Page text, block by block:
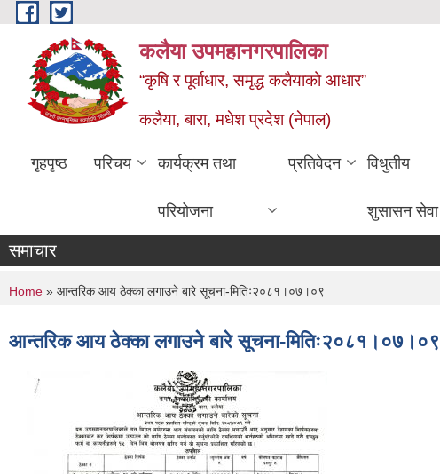
Skip to main content
कलैया उपमहानगरपालिका
“कृषि र पूर्वाधार, समृद्ध कलैयाको आधार”
कलैया, बारा, मधेश प्रदेश (नेपाल)
गृहपृष्ठ परिचय कार्यक्रम तथा
परियोजना
प्रतिवेदन विधुतीय
शुसासन सेवा
समाचार
You are here
Home » आन्तरिक आय ठेक्का लगाउने बारे सूचना-मितिः२०८१।०७।०९
आन्तरिक आय ठेक्का लगाउने बारे सूचना-मितिः२०८१।०७।०९